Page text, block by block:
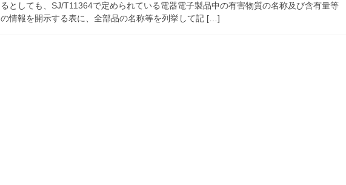
るとしても、SJ/T11364で定められている電器電子製品中の有害物質の名称及び含有量等
の情報を開示する表に、全部品の名称等を列挙して記 […]